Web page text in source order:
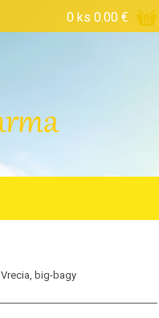
0 ks 0.00 €
Vrecia, big-bagy